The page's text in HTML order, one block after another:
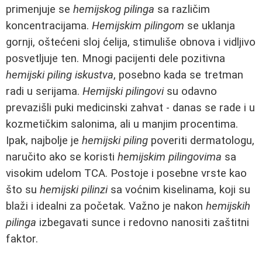
primenjuje se hemijskog pilinga sa različim
koncentracijama. Hemijskim pilingom se uklanja
gornji, oštećeni sloj ćelija, stimuliše obnova i vidljivo
posvetljuje ten. Mnogi pacijenti dele pozitivna
hemijski piling iskustva, posebno kada se tretman
radi u serijama. Hemijski pilingovisu odavno
prevazišli puki medicinski zahvat - danas se rade i u
kozmetičkim salonima, ali u manjim procentima.
Ipak, najbolje je hemijski piling poveriti dermatologu,
naručito ako se koristi hemijskim pilingovima sa
visokim udelom TCA. Postoje i posebne vrste kao
što su hemijski pilinzisa voćnim kiselinama, koji su
blaži i idealni za početak. Važno je nakon hemijskih
pilinga izbegavati sunce i redovno nanositi zaštitni
faktor.